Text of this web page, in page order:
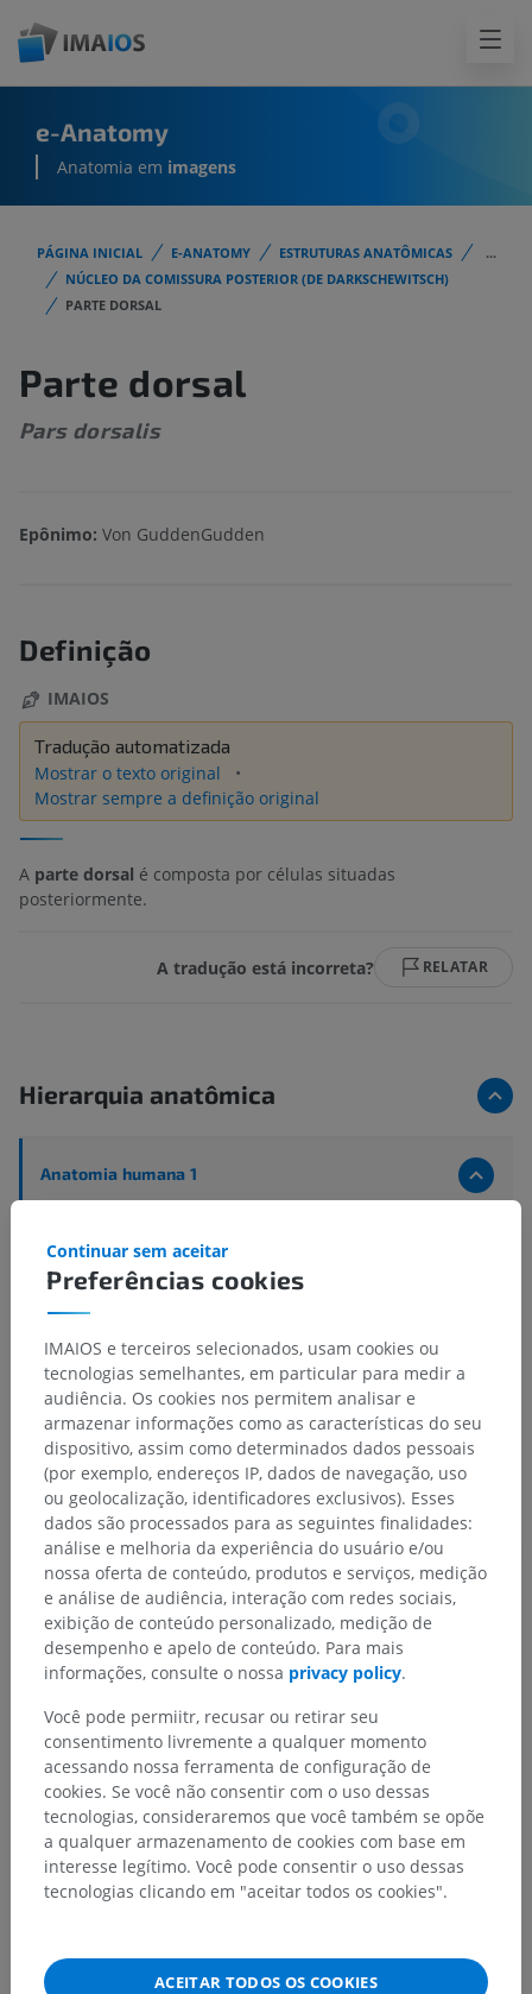
e-Anatomy
Anatomia em imagens
PÁGINA INICIAL E-ANATOMY ESTRUTURAS ANATÔMICAS
...
NÚCLEO DA COMISSURA POSTERIOR (DE DARKSCHEWITSCH)
PARTE DORSAL
Parte dorsal
Pars dorsalis
Epônimo: Von GuddenGudden
Definição
IMAIOS
Tradução automatizada
Mostrar o texto original
Mostrar sempre a definição original
A parte dorsal é composta por células situadas
posteriormente.
A tradução está incorreta? RELATAR
Hierarquia anatômica
Anatomia humana 1
Parte central ; Sistema nervoso central
Mesencéfalo
Pedúnculo cerebral
Tegmento do mesencéfalo> Subtância cinzenta
Núcleo da comissura posterior (de Darkschewitsch)
Parte dorsal
Estruturas subjacentes:Não há nenhuma estrutura
subjacente para esta parte anatômica
Traduções
Encontrou um erro?
melhora de conteúdo.
Relatar um problema
BAIXE O APLICATIVO
Preferências cookies
Continuar sem aceitar
IMAIOS e terceiros selecionados, usam cookies ou
tecnologias semelhantes, em particular para medir a
audiência. Os cookies nos permitem analisar e
armazenar informações como as características do seu
dispositivo, assim como determinados dados pessoais
(por exemplo, endereços IP, dados de navegação, uso
ou geolocalização, identificadores exclusivos). Esses
dados são processados para as seguintes finalidades:
análise e melhoria da experiência do usuário e/ou
nossa oferta de conteúdo, produtos e serviços, medição
e análise de audiência, interação com redes sociais,
exibição de conteúdo personalizado, medição de
desempenho e apelo de conteúdo. Para mais
informações, consulte o nossa privacy policy.
Você pode permiitr, recusar ou retirar seu
consentimento livremente a qualquer momento
acessando nossa ferramenta de configuração de
cookies. Se você não consentir com o uso dessas
tecnologias, consideraremos que você também se opõe
a qualquer armazenamento de cookies com base em
interesse legítimo. Você pode consentir o uso dessas
tecnologias clicando em "aceitar todos os cookies".
ACEITAR TODOS OS COOKIES